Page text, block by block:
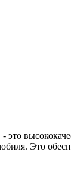
Это